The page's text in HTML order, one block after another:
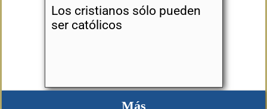
Los cristianos sólo pueden
ser católicos
Más